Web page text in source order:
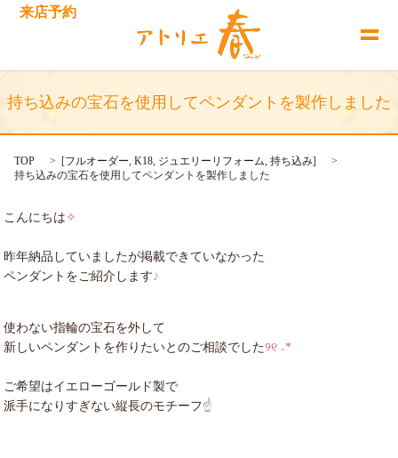
来店予約
持ち込みの宝石を使用してペンダントを製作しました
TOP [フルオーダー ,K18 ジュエリーリフォーム ,持ち込み]
持ち込みの宝石を使用してペンダントを製作しました
こんにちは✧
昨年納品していましたが掲載できていなかった
ペンダントをご紹介します♪
使わない指輪の宝石を外して
新しいペンダントを作りたいとのご相談でした୨୧ ˖*
ご希望はイエローゴールド製で
派手になりすぎない縦長のモチーフ☝